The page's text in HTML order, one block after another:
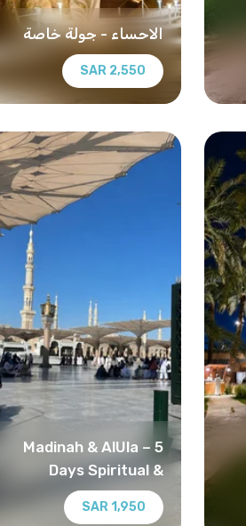
الاحساء - جولة خاصة
2,550 SAR
Madinah & AlUla – 5
Days Spiritual &
Heritage Journey
1,950 SAR